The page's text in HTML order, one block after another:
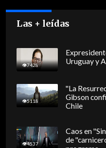
Las + leídas
7428
Uruguay y
5118
"La
Gibson
Chile
4537
Caos en
de